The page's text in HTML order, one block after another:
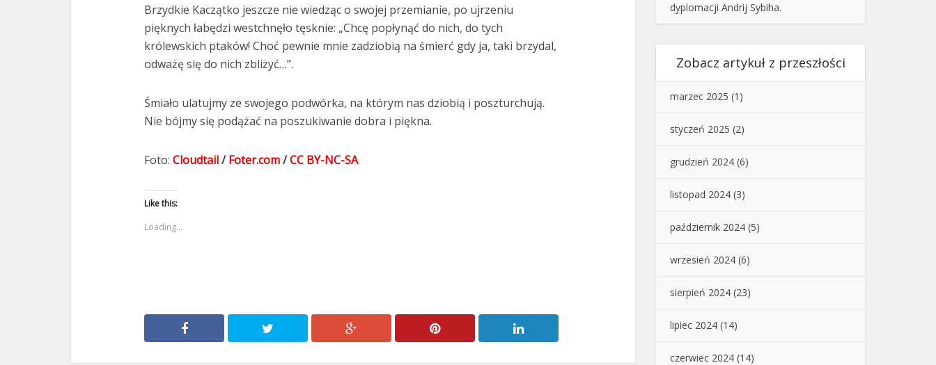
Brzydkie Kaczątko jeszcze nie wiedząc o swojej przemianie, po ujrzeniu
pięknych łabędzi westchnęło tęsknie: „Chcę popłynąć do nich, do tych
królewskich ptaków! Choć pewnie mnie zadziobią na śmierć gdy ja, taki brzydal,
odważę się do nich zbliżyć…”.
Śmiało ulatujmy ze swojego podwórka, na którym nas dziobią i poszturchują.
Nie bójmy się podążać na poszukiwanie dobra i piękna.
Foto: Cloudtail/Foter.com/CC BY-NC-SA
Like this:
Loading...
dyplomacji Andrij Sybiha.
Zobacz artykuł z przeszłości
marzec 2025 (1)
styczeń 2025 (2)
grudzień 2024 (6)
listopad 2024 (3)
październik 2024 (5)
wrzesień 2024 (6)
sierpień 2024 (23)
lipiec 2024 (14)
czerwiec 2024 (14)